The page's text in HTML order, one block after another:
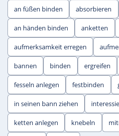
an füßen binden absorbieren
an händen binden anketten
aufmerksamkeit erregen
bannen binden ergreifen
fesseln anlegen festbinden
in seinen bann ziehen
ketten anlegen knebeln